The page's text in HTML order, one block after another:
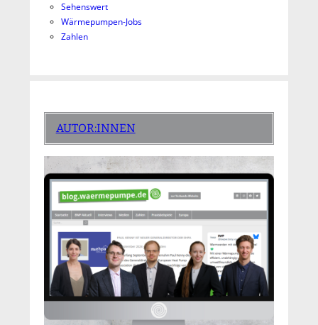
Sehenswert
Wärmepumpen-Jobs
Zahlen
AUTOR:INNEN